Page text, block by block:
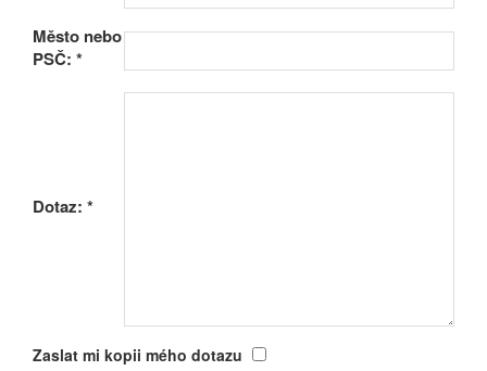
Město nebo
PSČ: *
Dotaz: *
Zaslat mi kopii mého dotazu